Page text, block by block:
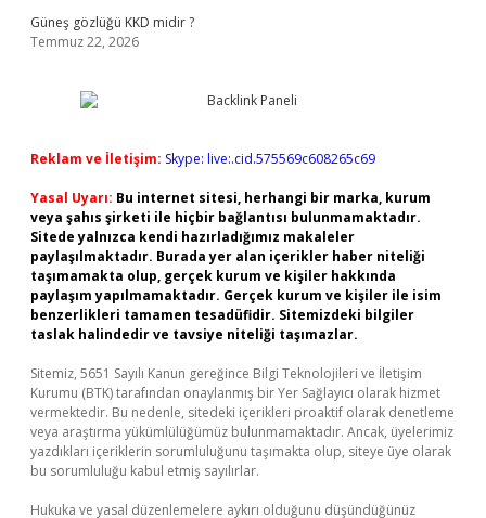
Güneş gözlüğü KKD midir ?
Temmuz 22, 2026
Reklam ve İletişim: Skype: live:.cid.575569c608265c69
Yasal Uyarı: Bu internet sitesi, herhangi bir marka, kurum
veya şahıs şirketi ile hiçbir bağlantısı bulunmamaktadır.
Sitede yalnızca kendi hazırladığımız makaleler
paylaşılmaktadır. Burada yer alan içerikler haber niteliği
taşımamakta olup, gerçek kurum ve kişiler hakkında
paylaşım yapılmamaktadır. Gerçek kurum ve kişiler ile isim
benzerlikleri tamamen tesadüfidir. Sitemizdeki bilgiler
taslak halindedir ve tavsiye niteliği taşımazlar.
Sitemiz, 5651 Sayılı Kanun gereğince Bilgi Teknolojileri ve İletişim
Kurumu (BTK) tarafından onaylanmış bir Yer Sağlayıcı olarak hizmet
vermektedir. Bu nedenle, sitedeki içerikleri proaktif olarak denetleme
veya araştırma yükümlülüğümüz bulunmamaktadır. Ancak, üyelerimiz
yazdıkları içeriklerin sorumluluğunu taşımakta olup, siteye üye olarak
bu sorumluluğu kabul etmiş sayılırlar.
Hukuka ve yasal düzenlemelere aykırı olduğunu düşündüğünüz